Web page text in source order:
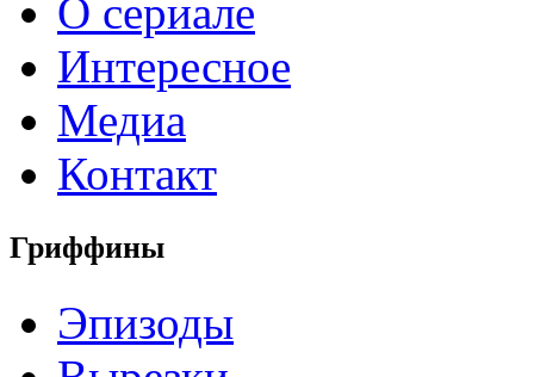
О сериале
Интересное
Медиа
Контакт
Гриффины
Эпизоды